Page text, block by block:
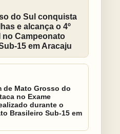
do Sul conquista
e alcança o 4º
no Campeonato
15 em Aracaju
de Mato Grosso do
no Exame
durante o
Brasileiro Sub-15 em